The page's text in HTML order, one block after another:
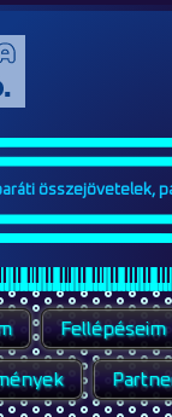
összejövetelek,
Fellépéseim